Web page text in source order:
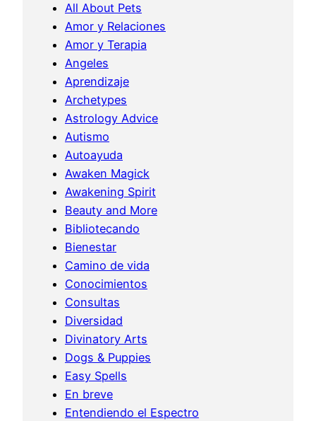
All About Pets
Amor y Relaciones
Amor y Terapia
Angeles
Aprendizaje
Archetypes
Astrology Advice
Autismo
Autoayuda
Awaken Magick
Awakening Spirit
Beauty and More
Bibliotecando
Bienestar
Camino de vida
Conocimientos
Consultas
Diversidad
Divinatory Arts
Dogs & Puppies
Easy Spells
En breve
Entendiendo el Espectro